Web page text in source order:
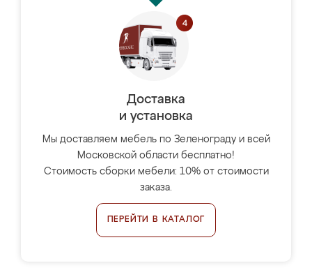
Доставка
и установка
Мы доставляем мебель по Зеленограду и всей
Московской области бесплатно!
Стоимость сборки мебели: 10% от стоимости
заказа.
ПЕРЕЙТИ В КАТАЛОГ